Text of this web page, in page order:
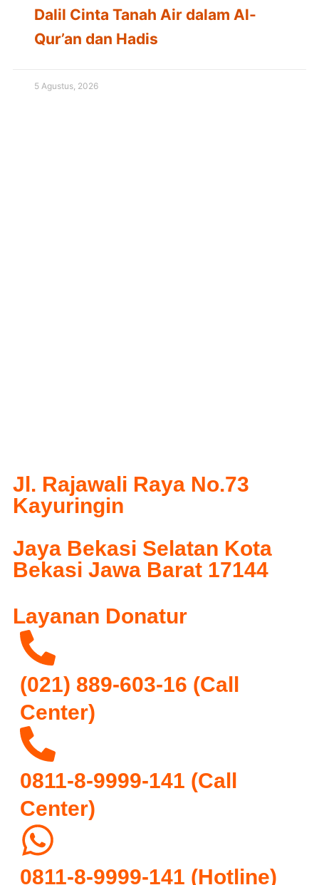
Dalil Cinta Tanah Air dalam Al-
Qur’an dan Hadis
5 Agustus, 2026
Jl. Rajawali Raya No.73
Kayuringin
Jaya Bekasi Selatan Kota
Bekasi Jawa Barat 17144
Layanan Donatur
(021) 889-603-16 (Call
Center)
0811-8-9999-141 (Call
Center)
0811-8-9999-141 (Hotline)